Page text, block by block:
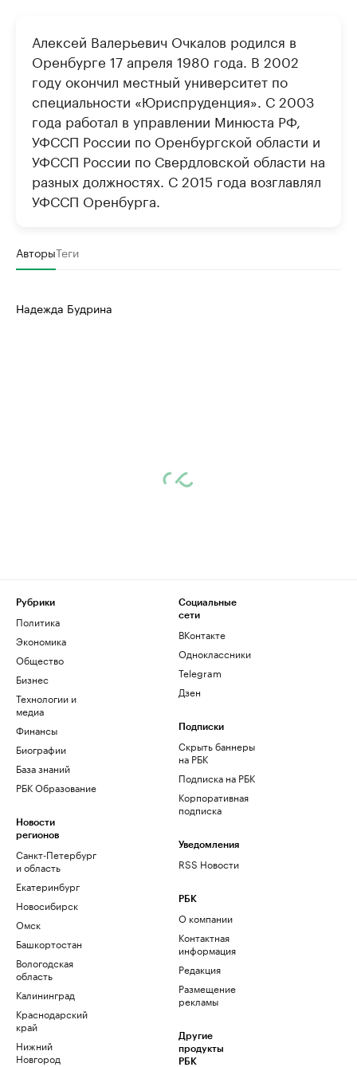
Алексей Валерьевич Очкалов родился в
Оренбурге 17 апреля 1980 года. В 2002
году окончил местный университет по
специальности «Юриспруденция». С 2003
года работал в управлении Минюста РФ,
УФССП России по Оренбургской области и
УФССП России по Свердловской области на
разных должностях. С 2015 года возглавлял
УФССП Оренбурга.
АвторыТеги
Надежда Будрина
Рубрики
Политика
Экономика
Общество
Бизнес
Технологии и
медиа
Финансы
Биографии
База знаний
РБК Образование
Новости
регионов
Санкт-Петербург
и область
Екатеринбург
Новосибирск
Омск
Башкортостан
Вологодская
область
Калининград
Краснодарский
край
Нижний
Новгород
Социальные
сети
ВКонтакте
Одноклассники
Telegram
Дзен
Подписки
Скрыть баннеры
на РБК
Подписка на РБК
Корпоративная
подписка
Уведомления
RSS Новости
РБК
О компании
Контактная
информация
Редакция
Размещение
рекламы
Другие
продукты
РБК